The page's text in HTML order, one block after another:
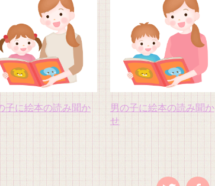
子に絵本の読み聞か
男の子に絵本の読み聞か
せ